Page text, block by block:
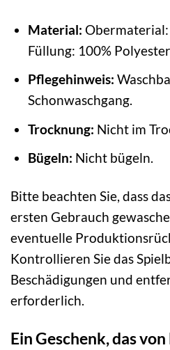
Material:
Füllung: 100% Polyester
Pflegehinweis:
Schonwaschgang.
Trocknung: Nicht im
Bügeln: Nicht bügeln.
Bitte beachten Sie, dass
ersten Gebrauch
eventuelle
Kontrollieren Sie das
Beschädigungen und
erforderlich.
Ein Geschenk, das